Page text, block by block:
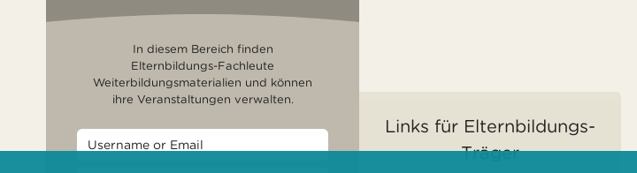
In diesem Bereich finden
Elternbildungs-Fachleute
Weiterbildungsmaterialien und können
ihre Veranstaltungen verwalten.
Links für Elternbildungs-
Träger